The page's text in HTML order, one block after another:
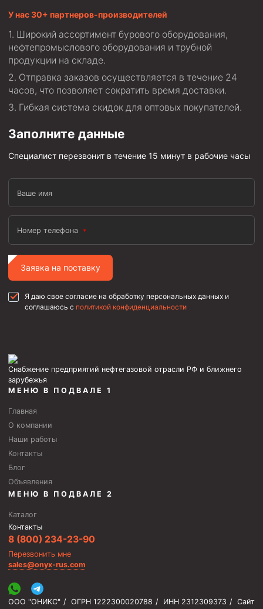
Муфта ОТТМ 178
Муфта ОТТМ 168
Муфта ОТТМ 114
Муфта ОТТГ 146
Муфта ОТТГ 127
Муфта ОТТГ 114
Буровое оборудование
Фонтанная и запорная арматура
Оборудование для трубопроводов и манифольдов
высокого давления
Задвижки буровые
Буровые насосы
Противовыбросовое оборудование
Элеваторы трубные
приготовления и очистки бурового раствора
Технологическая оснастка обсадных колонн
Патрубки цементировочные ПЦ
Краны шаровые КШЗ
Головки цементировочные универсальные
Устройство экранирующее для цементирования
Турбулизаторы типа ЦТ
Переводники
Кольца ограничительные ПЦ и ЦЦ
Клапаны обратные
Краны шаровые и пробковые
Муфты ступенчатого цементирования
У нас 30+ партнеров-производителей
Широкий ассортимент бурового оборудования,
нефтепромыслового оборудования и трубной
продукции на складе.
Отправка заказов осуществляется в течение 24
часов, что позволяет сократить время доставки.
Гибкая система скидок для оптовых покупателей.
Заполните данные
Специалист перезвонит в течение 15 минут в рабочие часы
Ваше имя
Номер телефона
Заявка на поставку
Я даю свое согласие на обработку персональных данных и
соглашаюсь с политикой конфиденциальности
Снабжение предприятий нефтегазовой отрасли РФ и ближнего
зарубежья
МЕНЮ В ПОДВАЛЕ 1
Главная
О компании
Наши работы
Контакты
Блог
Объявления
МЕНЮ В ПОДВАЛЕ 2
Каталог
Контакты
8 (800) 234-23-90
Перезвонить мне
sales@onyx-rus.com
ООО "ОНИКС" / ОГРН 1222300020788 / ИНН 2312309373 / Сайт